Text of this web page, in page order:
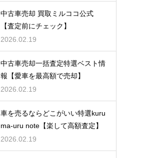
中古車売却 買取ミルココ公式
【査定前にチェック】
2026.02.19
中古車売却一括査定特選ベスト情
報【愛車を最高額で売却】
2026.02.19
車を売るならどこがいい特選kuru
ma-uru note【楽して高額査定】
2026.02.19